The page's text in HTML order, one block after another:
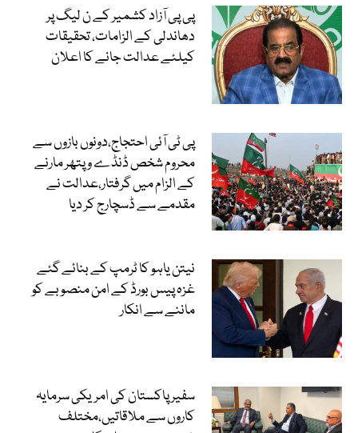
پی پی آزاد کشمیر کے ن لیگ پر
دھاندلی کے الزامات، تحقیقات
کیلئے عدالت جانے کا اعلان
پی ٹی آئی احتجاج،دونوں بازوں سے
محروم شخص ڈنڈے و پتھر مارنے
کے الزام میں گرفتار،عدالت نے
مقدمے سے ڈسچارج کر دیا
نیتن یاہو کا ٹرمپ کے بنائے گئے
غزہ پیس بورڈ کے امن منصوبے کو
ماننے سے انکار
سفیر پاکستان کی امریکی سرمایہ
کاروں سے ملاقاتیں،مختلف